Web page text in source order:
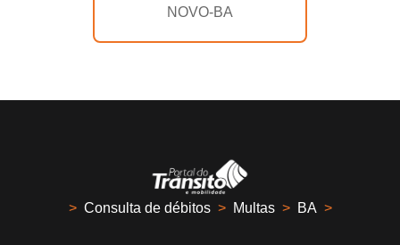
NOVO-BA
> Consulta de débitos > Multas > BA >